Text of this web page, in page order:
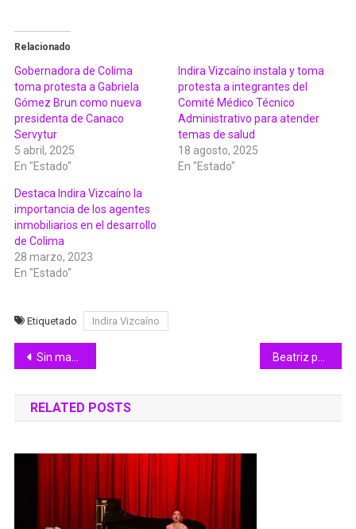
Relacionado
Gobernadora de Colima
toma protesta a Gabriela
Gómez Brun como nueva
presidenta de Canaco
Servytur
5 abril, 2025
En "Estado"
Indira Vizcaíno instala y toma
protesta a integrantes del
Comité Médico Técnico
Administrativo para atender
temas de salud
18 agosto, 2025
En "Estado"
Destaca Indira Vizcaíno la
importancia de los agentes
inmobiliarios en el desarrollo
de Colima
28 marzo, 2023
En "Estado"
Etiquetado Indira Vizcaíno
Navegación
de
entradas
Sin mayores afectaciones en la Villa por lluvia del jueves
RELATED POSTS